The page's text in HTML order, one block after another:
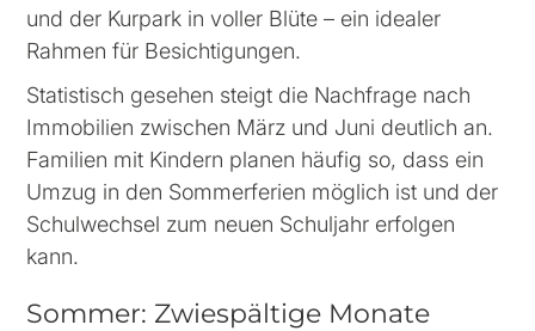
und der Kurpark in voller Blüte – ein idealer
Rahmen für Besichtigungen.
Statistisch gesehen steigt die Nachfrage nach
Immobilien zwischen März und Juni deutlich an.
Familien mit Kindern planen häufig so, dass ein
Umzug in den Sommerferien möglich ist und der
Schulwechsel zum neuen Schuljahr erfolgen
kann.
Sommer: Zwiespältige Monate